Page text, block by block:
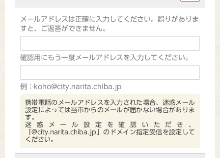
メールアドレスは正確に入力してください。誤りがありま
すと、ご返答ができません。
確認用にもう一度メールアドレスを入力してください。
例：koho@city.narita.chiba.jp
携帯電話のメールアドレスを入力された場合、迷惑メール
設定によっては当市からのメールが届かない場合がありま
す。
迷惑メール設定を確認いただき、
「@city.narita.chiba.jp」のドメイン指定受信を設定して
ください。